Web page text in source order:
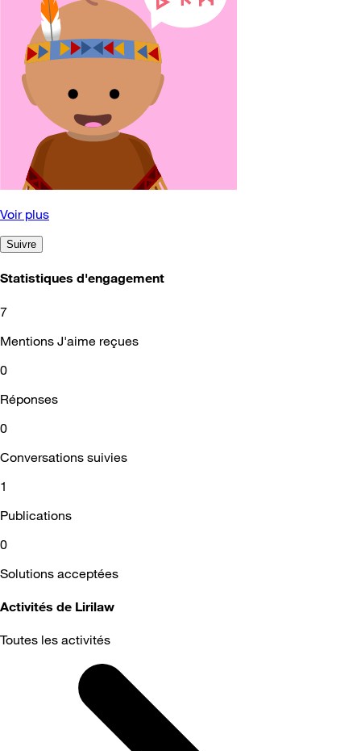
Voir plus
Suivre
Statistiques d'engagement
7
Mentions J'aime reçues
0
Réponses
0
Conversations suivies
1
Publications
0
Solutions acceptées
Activités de Lirilaw
Toutes les activités